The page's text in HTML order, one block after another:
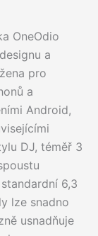
OneOdio
a
pro
a
Android,
DJ, téměř 3
6,3
lze snadno
usnadňuje